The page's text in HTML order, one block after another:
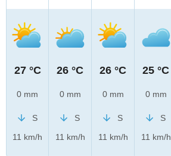
27 °C
0 mm
S
11 km/h
26 °C
0 mm
S
11 km/h
26 °C
0 mm
S
11 km/h
25 °C
0 mm
S
11 km/h